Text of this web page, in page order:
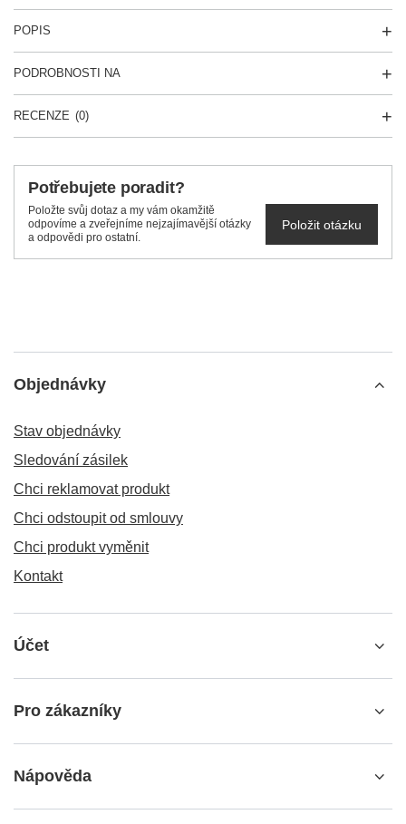
POPIS
PODROBNOSTI NA
RECENZE (0)
Potřebujete poradit?
Položte svůj dotaz a my vám okamžitě
odpovíme a zveřejníme nejzajímavější otázky
a odpovědi pro ostatní.
Položit otázku
Objednávky
Stav objednávky
Sledování zásilek
Chci reklamovat produkt
Chci odstoupit od smlouvy
Chci produkt vyměnit
Kontakt
Účet
Pro zákazníky
Nápověda